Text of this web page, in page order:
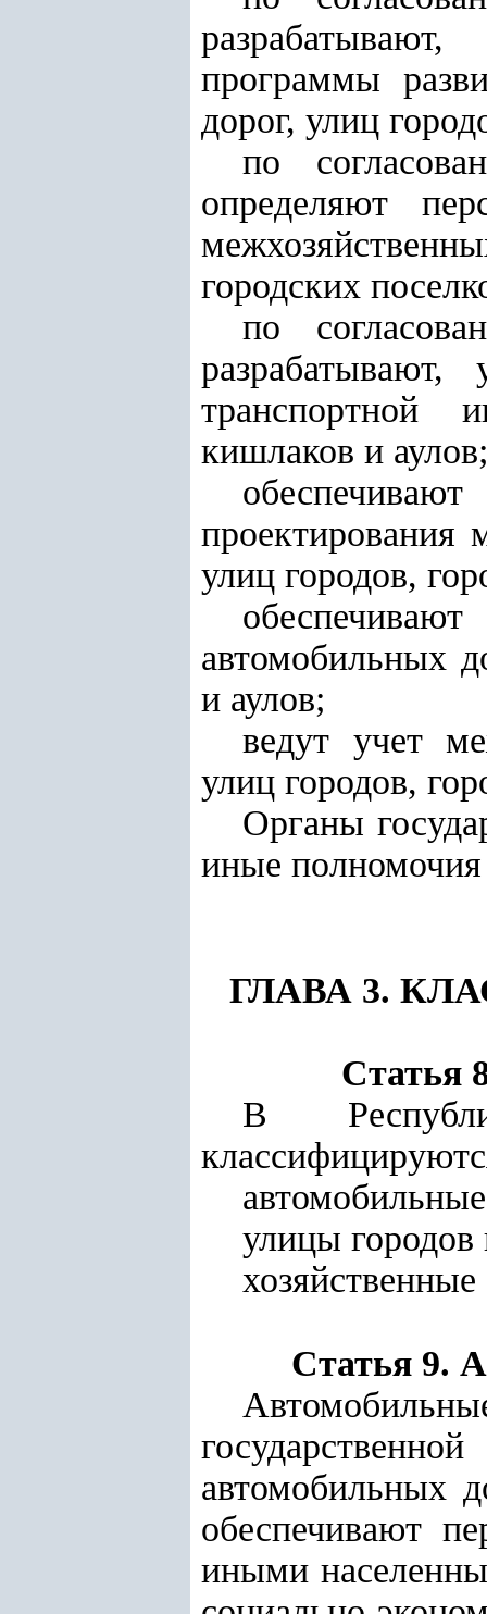
программы
дорог, улиц
по
определяют
городских
по
транспортной
кишлаков и аулов;
проектирования
улиц городов,
автомобильных
и аулов;
ведут учет
улиц городов,
Органы
иные полномочия
ГЛАВА 3.
Статья
В
улицы
Статья 9.
автомобильных
обеспечивают
иными